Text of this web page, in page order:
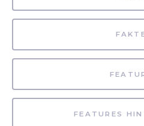
FEATURES